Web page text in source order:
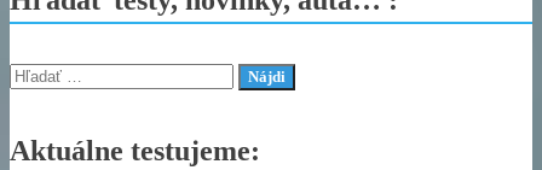
Hľadať:
Aktuálne testujeme: